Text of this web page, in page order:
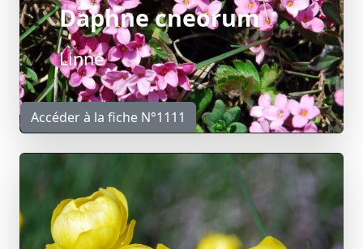
Daphne cneorum
Linné
Accéder à la fiche N°1111